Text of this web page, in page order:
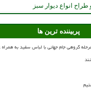
انواع دیوار سبز
پربیننده ترین ها
گروهی جام جهانی با لباس سفید به